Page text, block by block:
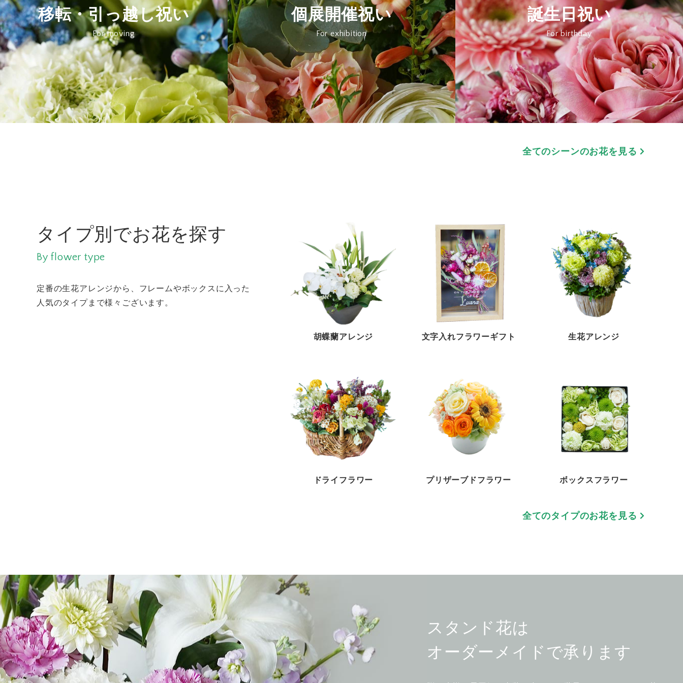
移転・引っ越し祝い
For moving
個展開催祝い
For exhibition
誕生日祝い
For birthday
全てのシーンのお花を見る
タイプ別でお花を探す
By flower type
定番の生花アレンジから、フレームやボックスに入った
人気のタイプまで様々ございます。
胡蝶蘭アレンジ 文字入れフラワーギフト 生花アレンジ
ドライフラワー プリザーブドフラワー ボックスフラワー
全てのタイプのお花を見る
スタンド花は
オーダーメイドで承ります